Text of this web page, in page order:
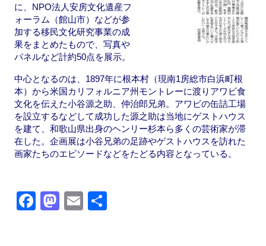
に、NPO法人安房文化遺産フ
ォーラム（館山市）などが参
加する移民文化研究事業の成
果をまとめたもので、写真や
パネルなど計約50点を展示。
中心となるのは、1897年に根本村（現南1房総市白浜町根
本）から米国カリフォルニア州モントレーに渡りアワビ食
文化を伝えた小谷源之助、仲治郎兄弟。アワビの缶詰工場
を設立するなどして成功した源之助は当地にゲストハウス
を建て、和歌山県出身のヘンリー杉本ら多くの芸術家が滞
在した。企画展は小谷兄弟の足跡やゲストハウスを訪れた
画家たちのエピソードなどをたどる内容となっている。
F
M
E